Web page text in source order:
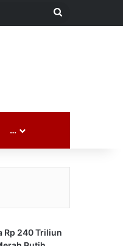
Search
…
Rp 240 Triliun